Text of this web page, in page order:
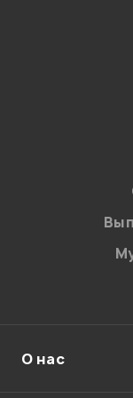
Мой отзыв
Ваша оценка:
Впечатления
О нас